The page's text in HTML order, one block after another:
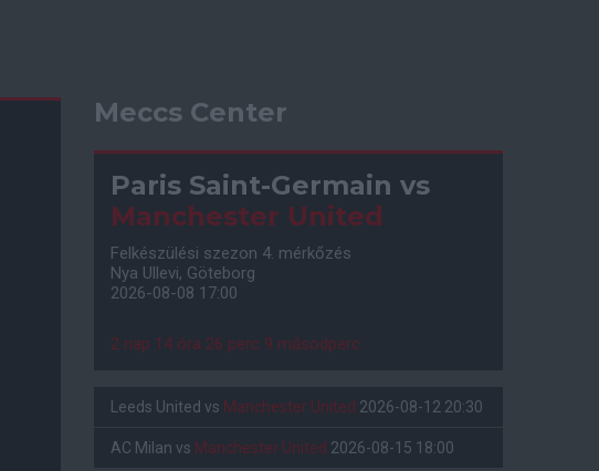
Meccs Center
Paris Saint-Germain vs
Manchester United
Felkészülési szezon 4. mérkőzés
Nya Ullevi, Göteborg
2026-08-08 17:00
2 nap 14 óra 26 perc 8 másodperc
Leeds United vs Manchester United 2026-08-12 20:30
AC Milan vs Manchester United 2026-08-15 18:00